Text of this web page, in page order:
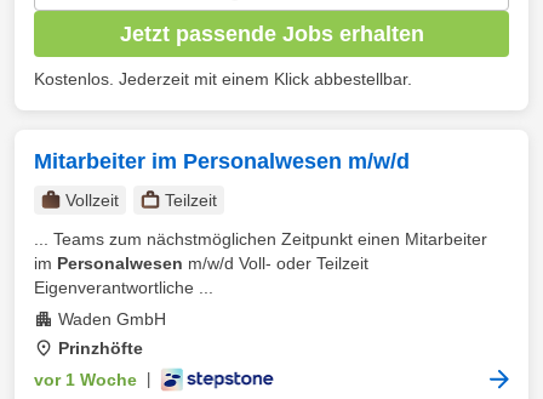
Jetzt passende Jobs erhalten
Kostenlos. Jederzeit mit einem Klick abbestellbar.
Mitarbeiter im Personalwesen m/w/d
Vollzeit
Teilzeit
... Teams zum nächstmöglichen Zeitpunkt einen Mitarbeiter
im Personalwesen m/w/d Voll- oder Teilzeit
Eigenverantwortliche ...
Waden GmbH
Prinzhöfte
vor 1 Woche